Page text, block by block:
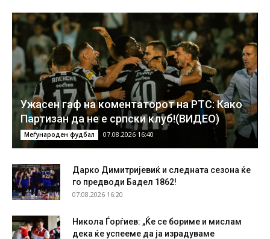
Ужасен гаф на коментаторот на РТС: Како
Партизан да не е српски клуб!(ВИДЕО)
Меѓународен фудбал 07.08.2026 16:40
Дарко Димитријевиќ и следната сезона ќе
го предводи Бадел 1862!
07.08.2026 16:20
Никола Ѓорѓиев: „Ќе се бориме и мислам
дека ќе успееме да ја израдуваме